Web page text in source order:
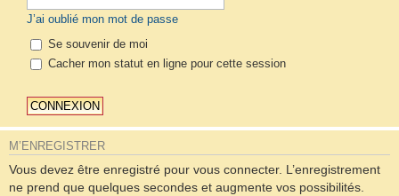
J’ai oublié mon mot de passe
Se souvenir de moi
Cacher mon statut en ligne pour cette session
M’ENREGISTRER
Vous devez être enregistré pour vous connecter. L’enregistrement
ne prend que quelques secondes et augmente vos possibilités.